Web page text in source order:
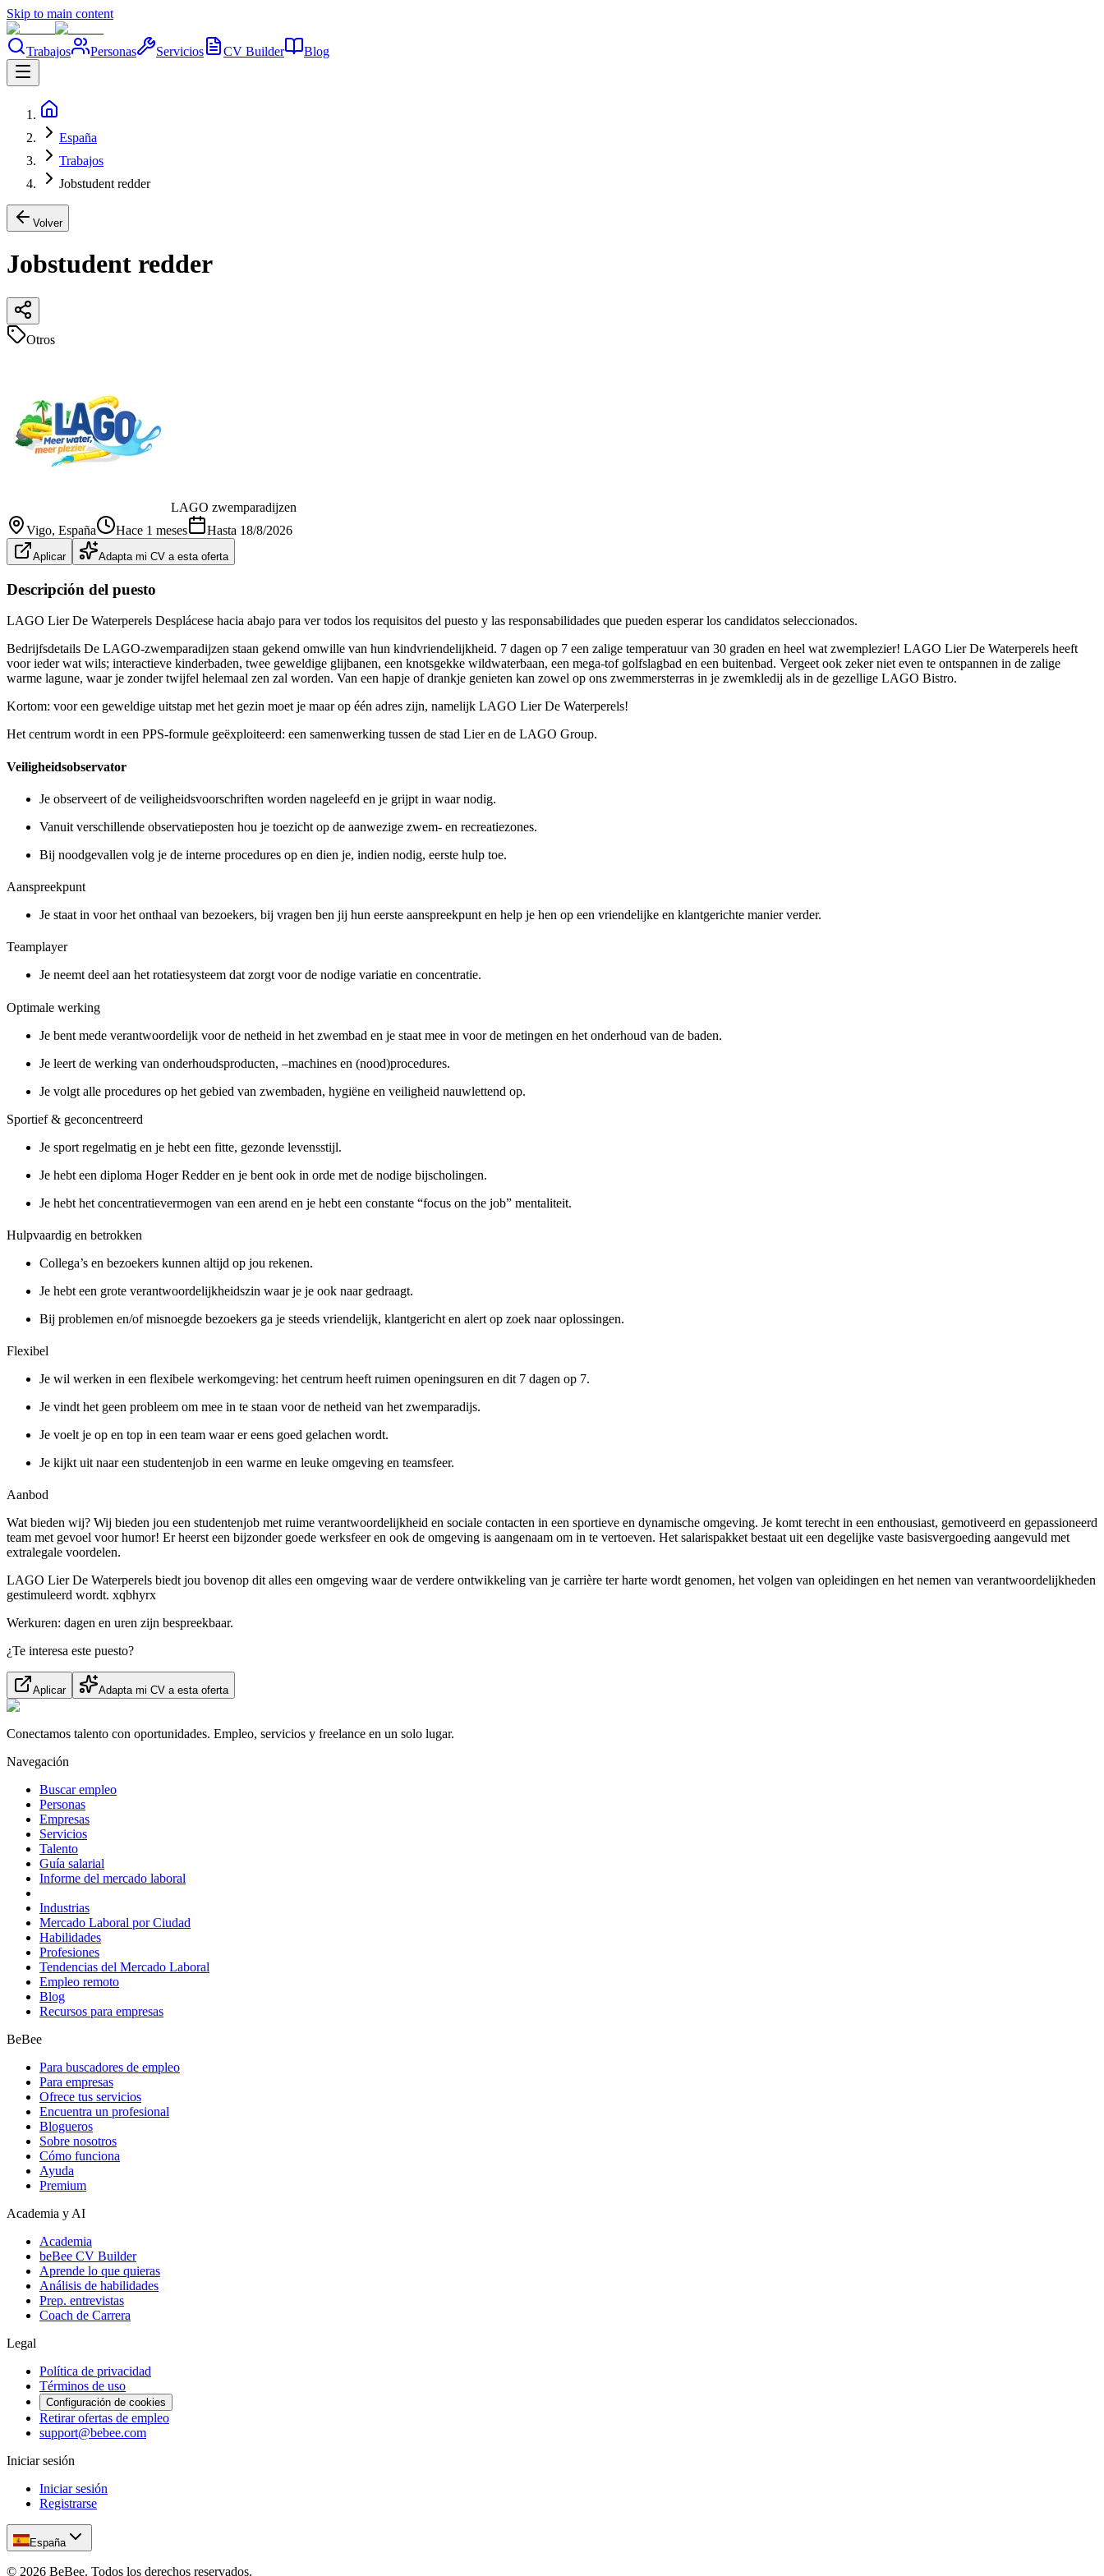
Skip to main content
Trabajos Personas Servicios CV Builder Blog
España
Trabajos
Jobstudent redder
Volver
Jobstudent redder
Otros
LAGO zwemparadijzen
Vigo, España Hace 1 meses Hasta 18/8/2026
Aplicar Adapta mi CV a esta oferta
Descripción del puesto
LAGO Lier De Waterperels Desplácese hacia abajo para ver todos los requisitos del puesto y las responsabilidades que pueden esperar los candidatos seleccionados.
Bedrijfsdetails De LAGO-zwemparadijzen staan gekend omwille van hun kindvriendelijkheid. 7 dagen op 7 een zalige temperatuur van 30 graden en heel wat zwemplezier! LAGO Lier De Waterperels heeft
voor ieder wat wils; interactieve kinderbaden, twee geweldige glijbanen, een knotsgekke wildwaterbaan, een mega-tof golfslagbad en een buitenbad. Vergeet ook zeker niet even te ontspannen in de zalige
warme lagune, waar je zonder twijfel helemaal zen zal worden. Van een hapje of drankje genieten kan zowel op ons zwemmersterras in je zwemkledij als in de gezellige LAGO Bistro.
Kortom: voor een geweldige uitstap met het gezin moet je maar op één adres zijn, namelijk LAGO Lier De Waterperels!
Het centrum wordt in een PPS-formule geëxploiteerd: een samenwerking tussen de stad Lier en de LAGO Group.
Veiligheidsobservator
Je observeert of de veiligheidsvoorschriften worden nageleefd en je grijpt in waar nodig.
Vanuit verschillende observatieposten hou je toezicht op de aanwezige zwem- en recreatiezones.
Bij noodgevallen volg je de interne procedures op en dien je, indien nodig, eerste hulp toe.
Aanspreekpunt
Je staat in voor het onthaal van bezoekers, bij vragen ben jij hun eerste aanspreekpunt en help je hen op een vriendelijke en klantgerichte manier verder.
Teamplayer
Je neemt deel aan het rotatiesysteem dat zorgt voor de nodige variatie en concentratie.
Optimale werking
Je bent mede verantwoordelijk voor de netheid in het zwembad en je staat mee in voor de metingen en het onderhoud van de baden.
Je leert de werking van onderhoudsproducten, –machines en (nood)procedures.
Je volgt alle procedures op het gebied van zwembaden, hygiëne en veiligheid nauwlettend op.
Sportief & geconcentreerd
Je sport regelmatig en je hebt een fitte, gezonde levensstijl.
Je hebt een diploma Hoger Redder en je bent ook in orde met de nodige bijscholingen.
Je hebt het concentratievermogen van een arend en je hebt een constante “focus on the job” mentaliteit.
Hulpvaardig en betrokken
Collega’s en bezoekers kunnen altijd op jou rekenen.
Je hebt een grote verantwoordelijkheidszin waar je je ook naar gedraagt.
Bij problemen en/of misnoegde bezoekers ga je steeds vriendelijk, klantgericht en alert op zoek naar oplossingen.
Flexibel
Je wil werken in een flexibele werkomgeving: het centrum heeft ruimen openingsuren en dit 7 dagen op 7.
Je vindt het geen probleem om mee in te staan voor de netheid van het zwemparadijs.
Je voelt je op en top in een team waar er eens goed gelachen wordt.
Je kijkt uit naar een studentenjob in een warme en leuke omgeving en teamsfeer.
Aanbod
Wat bieden wij? Wij bieden jou een studentenjob met ruime verantwoordelijkheid en sociale contacten in een sportieve en dynamische omgeving. Je komt terecht in een enthousiast, gemotiveerd en gepassioneerd
team met gevoel voor humor! Er heerst een bijzonder goede werksfeer en ook de omgeving is aangenaam om in te vertoeven. Het salarispakket bestaat uit een degelijke vaste basisvergoeding aangevuld met
extralegale voordelen.
LAGO Lier De Waterperels biedt jou bovenop dit alles een omgeving waar de verdere ontwikkeling van je carrière ter harte wordt genomen, het volgen van opleidingen en het nemen van verantwoordelijkheden
gestimuleerd wordt. xqbhyrx
Werkuren: dagen en uren zijn bespreekbaar.
¿Te interesa este puesto?
Aplicar Adapta mi CV a esta oferta
Conectamos talento con oportunidades. Empleo, servicios y freelance en un solo lugar.
Navegación
Buscar empleo
Personas
Empresas
Servicios
Talento
Guía salarial
Informe del mercado laboral
Industrias
Mercado Laboral por Ciudad
Habilidades
Profesiones
Tendencias del Mercado Laboral
Empleo remoto
Blog
Recursos para empresas
BeBee
Para buscadores de empleo
Para empresas
Ofrece tus servicios
Encuentra un profesional
Blogueros
Sobre nosotros
Cómo funciona
Ayuda
Premium
Academia y AI
Academia
beBee CV Builder
Aprende lo que quieras
Análisis de habilidades
Prep. entrevistas
Coach de Carrera
Legal
Política de privacidad
Términos de uso
Configuración de cookies
Retirar ofertas de empleo
support@bebee.com
Iniciar sesión
Iniciar sesión
Registrarse
España
© 2026 BeBee. Todos los derechos reservados.